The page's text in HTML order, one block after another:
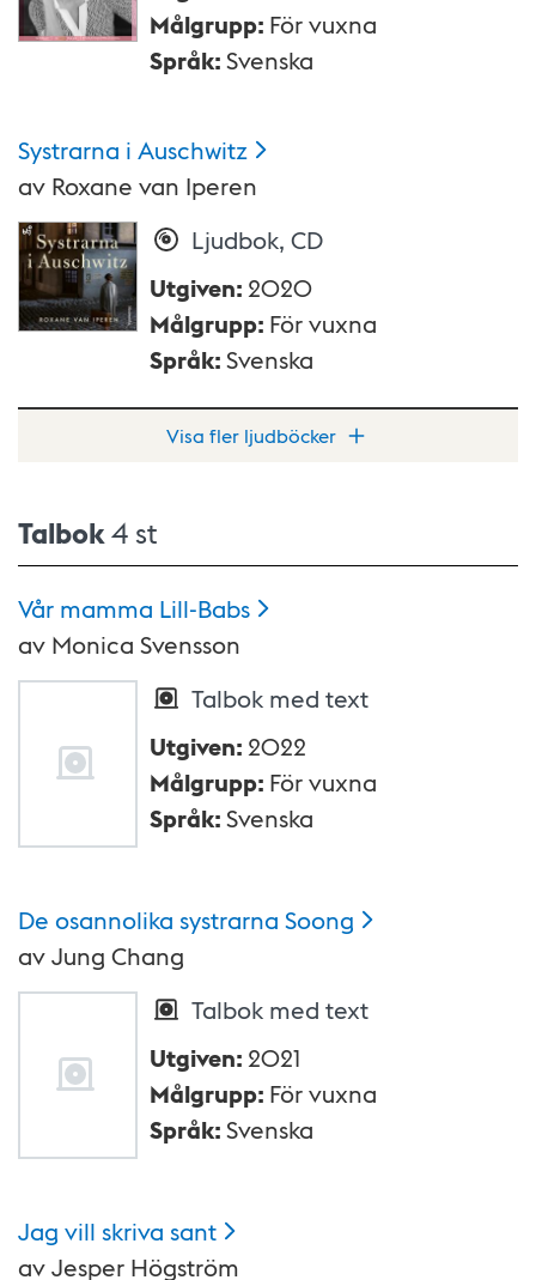
Målgrupp: För vuxna
Språk:Svenska
Systrarna i Auschwitz
av Roxane van Iperen
Ljudbok, CD
Utgiven: 2020
Målgrupp: För vuxna
Språk:Svenska
Visa fler ljudböcker
Talbok4 st
Vår mamma Lill-Babs
av Monica Svensson
Talbok med text
Utgiven: 2022
Målgrupp: För vuxna
Språk:Svenska
De osannolika systrarna Soong
avJung Chang
Talbok med text
Utgiven: 2021
Målgrupp: För vuxna
Språk:Svenska
Jag vill skriva sant
avJesper Högström